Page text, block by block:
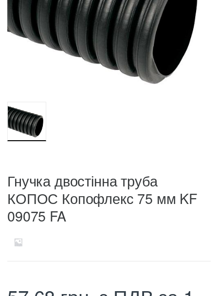
Гнучка двостінна труба
КОПОС Копофлекс 75 мм KF
09075 FA